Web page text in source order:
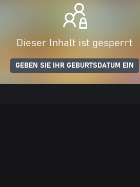
Dieser Inhalt ist gesperrt
GEBEN SIE IHR GEBURTSDATUM EIN